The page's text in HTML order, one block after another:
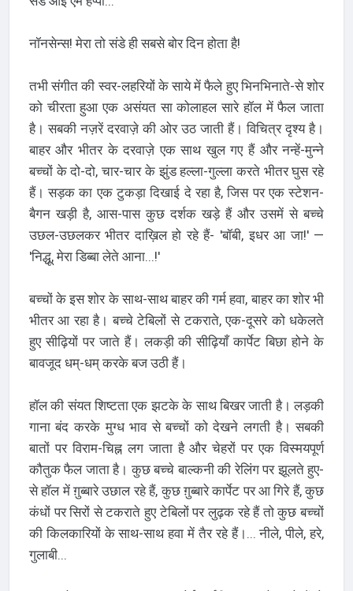
नॉनसेन्स! मेरा तो संडे ही सबसे बोर दिन होता है!
तभी संगीत की स्वर-लहरियों के साये में फैले हुए भिनभिनाते-से शोर
को चीरता हुआ एक असंयत सा कोलाहल सारे हॉल में फैल जाता
है। सबकी नज़रें दरवाज़े की ओर उठ जाती हैं। विचित्र दृश्य है।
बाहर और भीतर के दरवाज़े एक साथ खुल गए हैं और नन्हें-मुन्ने
बच्चों के दो-दो, चार-चार के झुंड हल्ला-गुल्ला करते भीतर घुस रहे
हैं। सड़क का एक टुकड़ा दिखाई दे रहा है, जिस पर एक स्टेशन-
बैगन खड़ी है, आस-पास कुछ दर्शक खड़े हैं और उसमें से बच्चे
उछल-उछलकर भीतर दाख़िल हो रहे हैं- 'बॉबी, इधर आ जा!' —
'निद्धू, मेरा डिब्बा लेते आना...!'
बच्चों के इस शोर के साथ-साथ बाहर की गर्म हवा, बाहर का शोर भी
भीतर आ रहा है। बच्चे टेबिलों से टकराते, एक-दूसरे को धकेलते
हुए सीढ़ियों पर जाते हैं। लकड़ी की सीढ़ियाँ कार्पेट बिछा होने के
बावजूद धम्-धम् करके बज उठी हैं।
हॉल की संयत शिष्टता एक झटके के साथ बिखर जाती है। लड़की
गाना बंद करके मुग्ध भाव से बच्चों को देखने लगती है। सबकी
बातों पर विराम-चिह्न लग जाता है और चेहरों पर एक विस्मयपूर्ण
कौतुक फैल जाता है। कुछ बच्चे बाल्कनी की रेलिंग पर झूलते हुए-
से हॉल में ग़ुब्बारे उछाल रहे हैं, कुछ ग़ुब्बारे कार्पेट पर आ गिरे हैं, कुछ
कंधों पर सिरों से टकराते हुए टेबिलों पर लुढ़क रहे हैं तो कुछ बच्चों
की किलकारियों के साथ-साथ हवा में तैर रहे हैं।... नीले, पीले, हरे,
गुलाबी...